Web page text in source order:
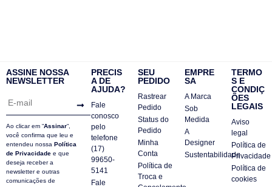
ASSINE NOSSA
NEWSLETTER
Ao clicar em “Assinar“,
você confirma que leu e
entendeu nossa Política
de Privacidade e que
deseja receber a
newsletter e outras
comunicações de
PRECIS
A DE
AJUDA?
Fale
conosco
pelo
telefone
(17)
99650-
5141
Fale
SEU
PEDIDO
Rastrear
Pedido
Status do
Pedido
Minha
Conta
Política de
Troca e
EMPRE
SA
A Marca
Sob
Medida
A
Designer
Sustentabilidade
TERMO
S E
CONDIÇ
ÕES
LEGAIS
Aviso
legal
Política de
Privacidade
Política de
cookies